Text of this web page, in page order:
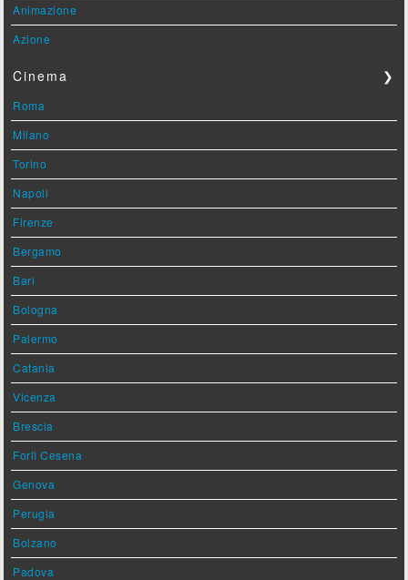
Animazione
Azione
Cinema ❯
Roma
Milano
Torino
Napoli
Firenze
Bergamo
Bari
Bologna
Palermo
Catania
Vicenza
Brescia
Forlì Cesena
Genova
Perugia
Bolzano
Padova